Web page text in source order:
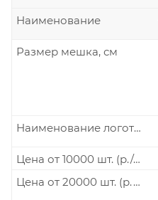
Наименование
Размер мешка, см
Наименование логотипа
Цена от 10000 шт. (р./шт.)
Цена от 20000 шт. (р./шт.)